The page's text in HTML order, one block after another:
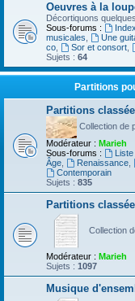
Oeuvres à la
Décortiquons
Sous-forums :
musicales
Une
co
Sor et consort,
Sujets : 64
Partitions
Partitions
Collection de
Modérateur : Marieh
Sous-forums :
Âge
Renaissance,
Contemporain
Sujets : 835
Partitions
Collection
Modérateur : Marieh
Sujets : 1097
Musique